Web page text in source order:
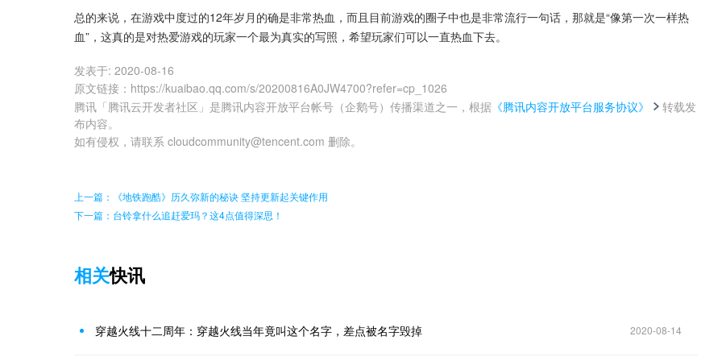
总的来说，在游戏中度过的12年岁月的确是非常热血，而且目前游戏的圈子中也是非常流行一句话，那就是“像第一次一样热
血”，这真的是对热爱游戏的玩家一个最为真实的写照，希望玩家们可以一直热血下去。
发表于: 2020-08-16
原文链接 ： https://kuaibao.qq.com/s/20200816A0JW4700?refer=cp_1026
腾讯「腾讯云开发者社区」是腾讯内容开放平台帐号（企鹅号）传播渠道之一，根据 《腾讯内容开放平台服务协议》
转载发
布内容。
如有侵权，请联系 cloudcommunity@tencent.com 删除。
上一篇：《地铁跑酷》历久弥新的秘诀 坚持更新起关键作用
下一篇：台铃拿什么追赶爱玛？这4点值得深思！
相关快讯
穿越火线十二周年：穿越火线当年竟叫这个名字，差点被名字毁掉 2020-08-14